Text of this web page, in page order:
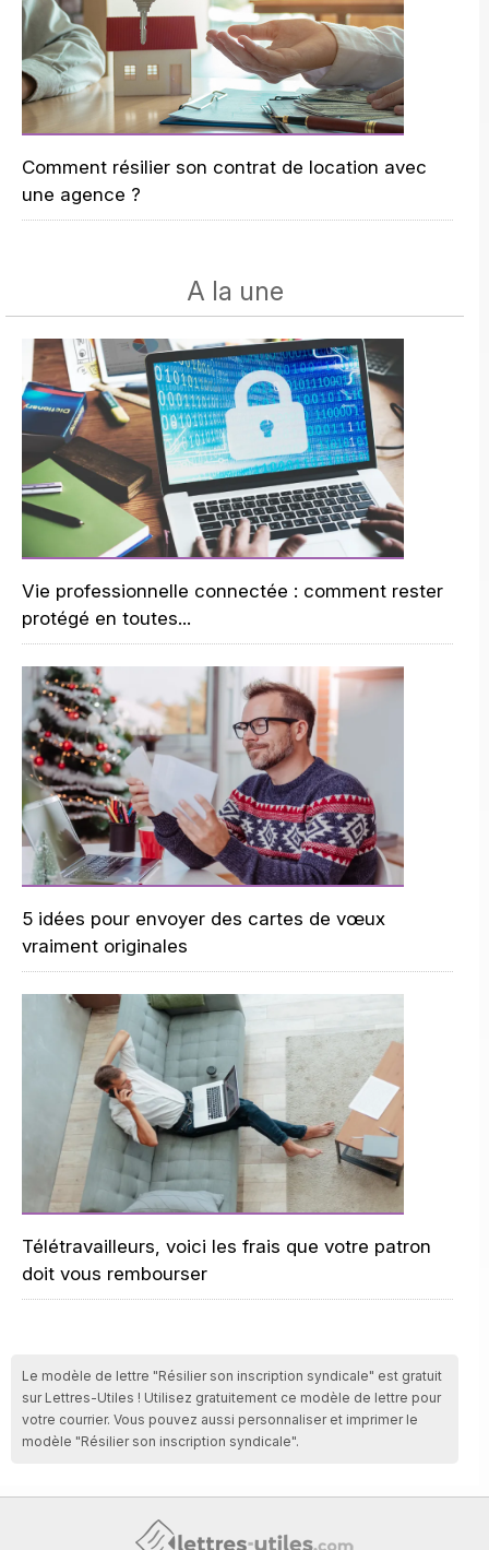
Comment résilier son contrat de location avec
une agence ?
A la une
Vie professionnelle connectée : comment rester
protégé en toutes...
5 idées pour envoyer des cartes de vœux
vraiment originales
Télétravailleurs, voici les frais que votre patron
doit vous rembourser
Le modèle de lettre "Résilier son inscription syndicale" est gratuit
sur Lettres-Utiles ! Utilisez gratuitement ce modèle de lettre pour
votre courrier. Vous pouvez aussi personnaliser et imprimer le
modèle "Résilier son inscription syndicale".